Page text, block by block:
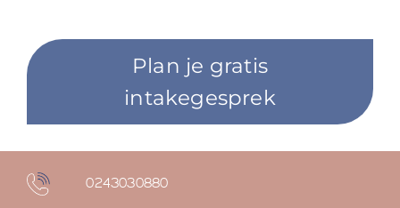
Plan je gratis
intakegesprek
0243030880